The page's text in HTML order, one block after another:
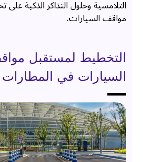
التلامسية وحلول التذاكر الذكية على
مواقف السيارات.
التخطيط لمستقبل
السيارات في المطارات